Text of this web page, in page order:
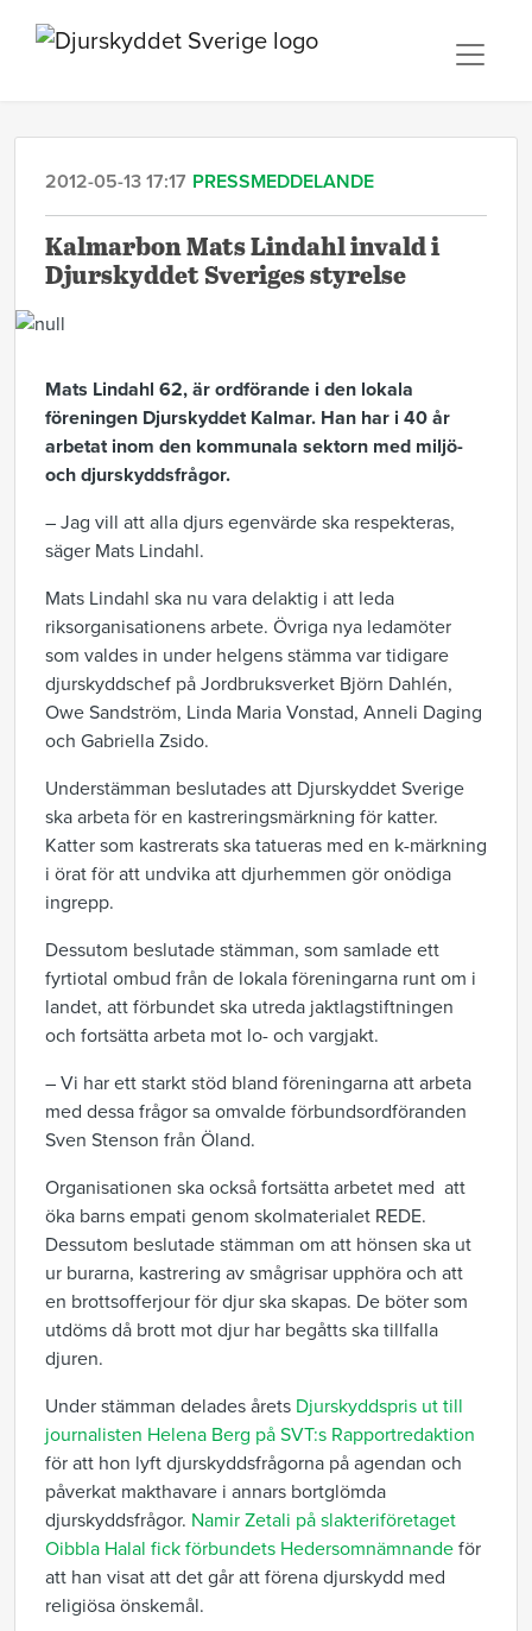
2012-05-13 17:17 PRESSMEDDELANDE
Kalmarbon Mats Lindahl invald i
Djurskyddet Sveriges styrelse
Mats Lindahl 62, är ordförande i den lokala
föreningen Djurskyddet Kalmar. Han har i 40 år
arbetat inom den kommunala sektorn med miljö-
och djurskyddsfrågor.
– Jag vill att alla djurs egenvärde ska respekteras,
säger Mats Lindahl.
Mats Lindahl ska nu vara delaktig i att leda
riksorganisationens arbete. Övriga nya ledamöter
som valdes in under helgens stämma var tidigare
djurskyddschef på Jordbruksverket Björn Dahlén,
Owe Sandström, Linda Maria Vonstad, Anneli Daging
och Gabriella Zsido.
Understämman beslutades att Djurskyddet Sverige
ska arbeta för en kastreringsmärkning för katter.
Katter som kastrerats ska tatueras med en k-märkning
i örat för att undvika att djurhemmen gör onödiga
ingrepp.
Dessutom beslutade stämman, som samlade ett
fyrtiotal ombud från de lokala föreningarna runt om i
landet, att förbundet ska utreda jaktlagstiftningen
och fortsätta arbeta mot lo- och vargjakt.
– Vi har ett starkt stöd bland föreningarna att arbeta
med dessa frågor sa omvalde förbundsordföranden
Sven Stenson från Öland.
Organisationen ska också fortsätta arbetet med att
öka barns empati genom skolmaterialet REDE.
Dessutom beslutade stämman om att hönsen ska ut
ur burarna, kastrering av smågrisar upphöra och att
en brottsofferjour för djur ska skapas. De böter som
utdöms då brott mot djur har begåtts ska tillfalla
djuren.
Under stämman delades årets Djurskyddspris ut till
journalisten Helena Berg på SVT:s Rapportredaktion
för att hon lyft djurskyddsfrågorna på agendan och
påverkat makthavare i annars bortglömda
djurskyddsfrågor. Namir Zetali på slakteriföretaget
Oibbla Halal fick förbundets Hedersomnämnande för
att han visat att det går att förena djurskydd med
religiösa önskemål.